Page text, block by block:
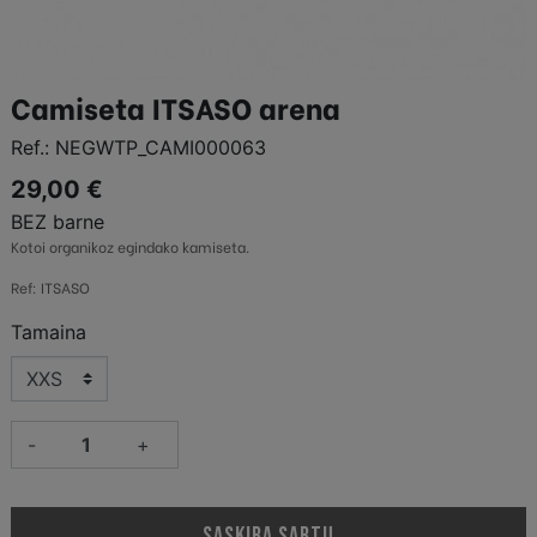
Camiseta ITSASO arena
Ref.: NEGWTP_CAMI000063
29,00 €
BEZ barne
Kotoi organikoz egindako kamiseta.
Ref: ITSASO
Tamaina
- +